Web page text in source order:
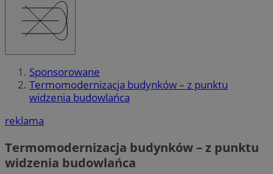
Sponsorowane
Termomodernizacja budynków – z punktu
widzenia budowlańca
reklama
Termomodernizacja budynków – z punktu
widzenia budowlańca